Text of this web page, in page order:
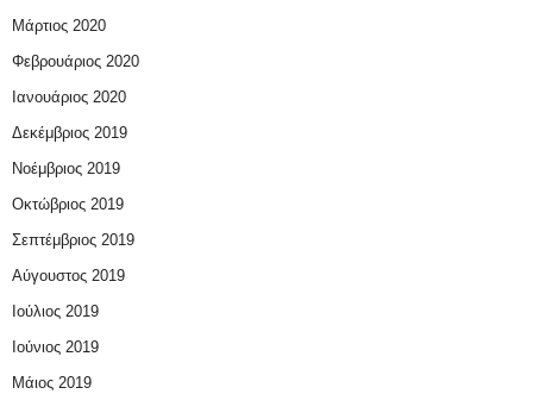
Μάρτιος 2020
Φεβρουάριος 2020
Ιανουάριος 2020
Δεκέμβριος 2019
Νοέμβριος 2019
Οκτώβριος 2019
Σεπτέμβριος 2019
Αύγουστος 2019
Ιούλιος 2019
Ιούνιος 2019
Μάιος 2019